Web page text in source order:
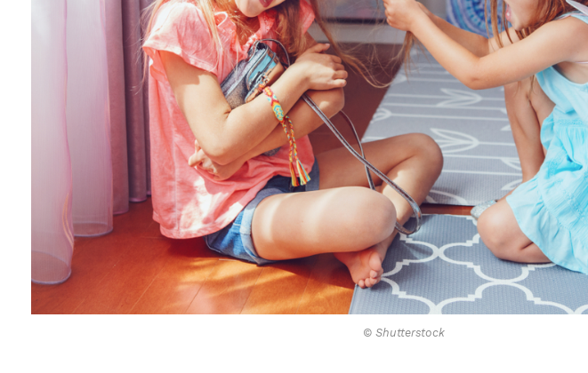
© Shutterstock